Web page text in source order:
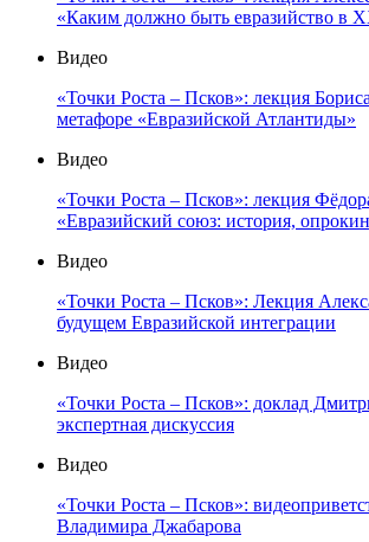
«Каким должно быть евразийство в
Видео
«Точки Роста – Псков»: лекция
метафоре «Евразийской Атлантиды»
Видео
«Точки Роста – Псков»: лекция
«Евразийский союз: история,
Видео
«Точки Роста – Псков»: Лекция
будущем Евразийской интеграции
Видео
«Точки Роста – Псков»: доклад
экспертная дискуссия
Видео
«Точки Роста – Псков»:
Владимира Джабарова